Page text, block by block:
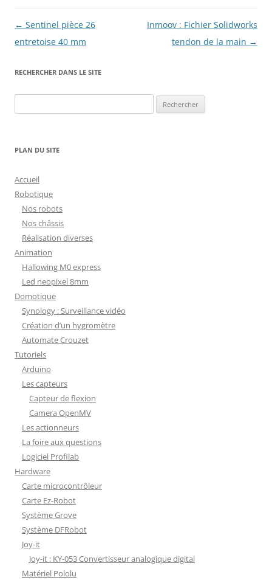
Navigation
des
← Sentinel pièce 26
entretoise 40 mm
Inmoov : Fichier Solidworks
tendon de la main →
RECHERCHER DANS LE SITE
PLAN DU SITE
Accueil
Robotique
Nos robots
Nos châssis
Réalisation diverses
Animation
Hallowing M0 express
Led neopixel 8mm
Domotique
Synology : Surveillance vidéo
Création d’un hygromètre
Automate Crouzet
Tutoriels
Arduino
Les capteurs
Capteur de flexion
Camera OpenMV
Les actionneurs
La foire aux questions
Logiciel Profilab
Hardware
Carte microcontrôleur
Carte Ez-Robot
Système Grove
Système DFRobot
Joy-it
Joy-it : KY-053 Convertisseur analogique digital
Matériel Pololu